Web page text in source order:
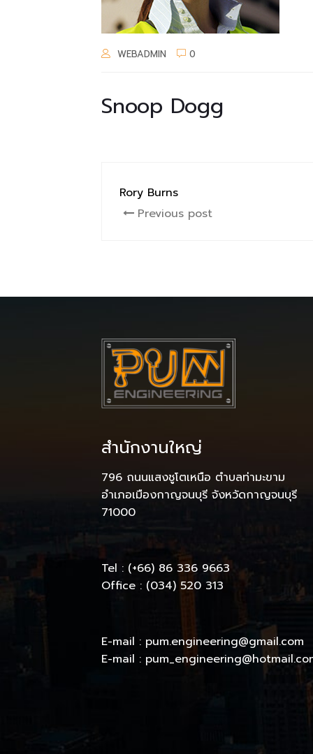
WEBADMIN 0
Snoop Dogg
Rory Burns
Previous post
สำนักงานใหญ่
796 ถนนแสงชูโตเหนือ ตำบลท่ามะขาม
อำเภอเมืองกาญจนบุรี จังหวัดกาญจนบุรี
71000
Tel : (+66) 86 336 9663
Office : (034) 520 313
E-mail : pum.engineering@gmail.com
E-mail :